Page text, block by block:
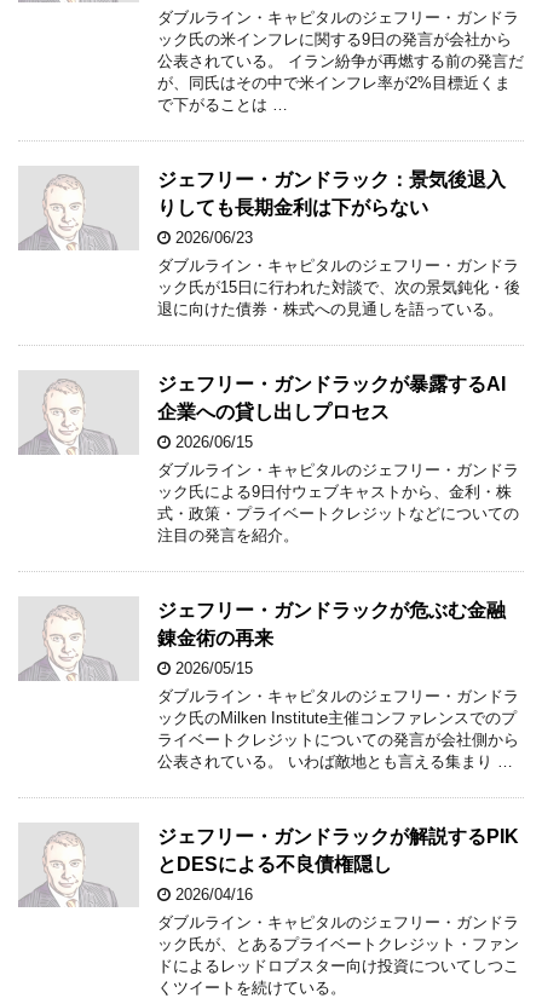
ダブルライン・キャピタルのジェフリー・ガンドラ
ック氏の米インフレに関する9日の発言が会社から
公表されている。 イラン紛争が再燃する前の発言だ
が、同氏はその中で米インフレ率が2%目標近くま
で下がることは …
ジェフリー・ガンドラック：景気後退入
りしても長期金利は下がらない
2026/06/23
ダブルライン・キャピタルのジェフリー・ガンドラ
ック氏が15日に行われた対談で、次の景気鈍化・後
退に向けた債券・株式への見通しを語っている。
ジェフリー・ガンドラックが暴露するAI
企業への貸し出しプロセス
2026/06/15
ダブルライン・キャピタルのジェフリー・ガンドラ
ック氏による9日付ウェブキャストから、金利・株
式・政策・プライベートクレジットなどについての
注目の発言を紹介。
ジェフリー・ガンドラックが危ぶむ金融
錬金術の再来
2026/05/15
ダブルライン・キャピタルのジェフリー・ガンドラ
ック氏のMilken Institute主催コンファレンスでのプ
ライベートクレジットについての発言が会社側から
公表されている。 いわば敵地とも言える集まり …
ジェフリー・ガンドラックが解説するPIK
とDESによる不良債権隠し
2026/04/16
ダブルライン・キャピタルのジェフリー・ガンドラ
ック氏が、とあるプライベートクレジット・ファン
ドによるレッドロブスター向け投資についてしつこ
くツイートを続けている。